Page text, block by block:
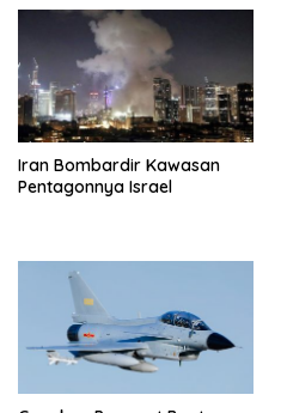
Iran Bombardir Kawasan
Pentagonnya Israel